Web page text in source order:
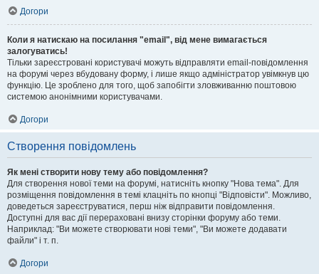
Догори
Коли я натискаю на посилання "email", від мене вимагається
залогуватись!
Тільки зареєстровані користувачі можуть відправляти email-повідомлення
на форумі через вбудовану форму, і лише якщо адміністратор увімкнув цю
функцію. Це зроблено для того, щоб запобігти зловживанню поштовою
системою анонімними користувачами.
Догори
Створення повідомлень
Як мені створити нову тему або повідомлення?
Для створення нової теми на форумі, натисніть кнопку "Нова тема". Для
розміщення повідомлення в темі клацніть по кнопці "Відповісти". Можливо,
доведеться зареєструватися, перш ніж відправити повідомлення.
Доступні для вас дії перераховані внизу сторінки форуму або теми.
Наприклад: "Ви можете створювати нові теми", "Ви можете додавати
файли" і т. п.
Догори